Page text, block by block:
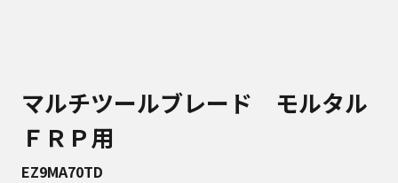
マルチツールブレード モルタル
ＦＲＰ用
EZ9MA70TD